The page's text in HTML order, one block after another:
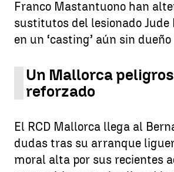
Franco Mastantuono han
sustitutos del lesionado
en un ‘casting’ aún sin
Un Mallorca
reforzado
El RCD Mallorca llega al
dudas tras su arranque
moral alta por sus recientes